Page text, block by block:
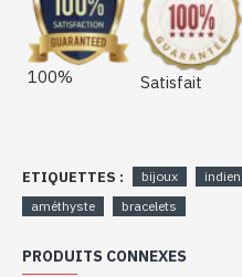
100% Satisfait
ETIQUETTES : bijoux
améthyste
bracelets
PRODUITS CONNEXES